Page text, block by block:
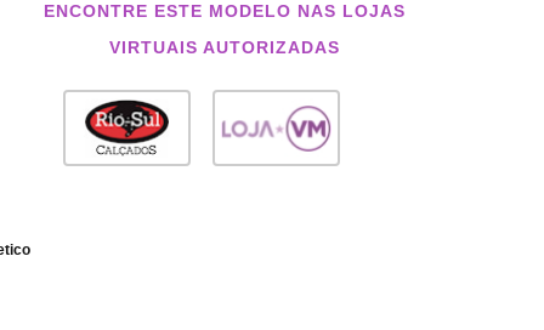
ENCONTRE ESTE MODELO NAS LOJAS
VIRTUAIS AUTORIZADAS